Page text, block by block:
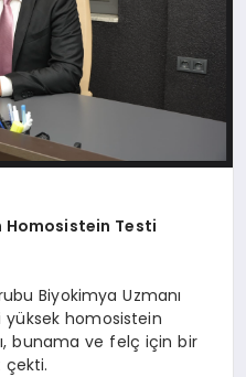
Homosistein Testi
Biyokimya Uzmanı
yüksek homosistein
bunama ve felç için bir
çekti.